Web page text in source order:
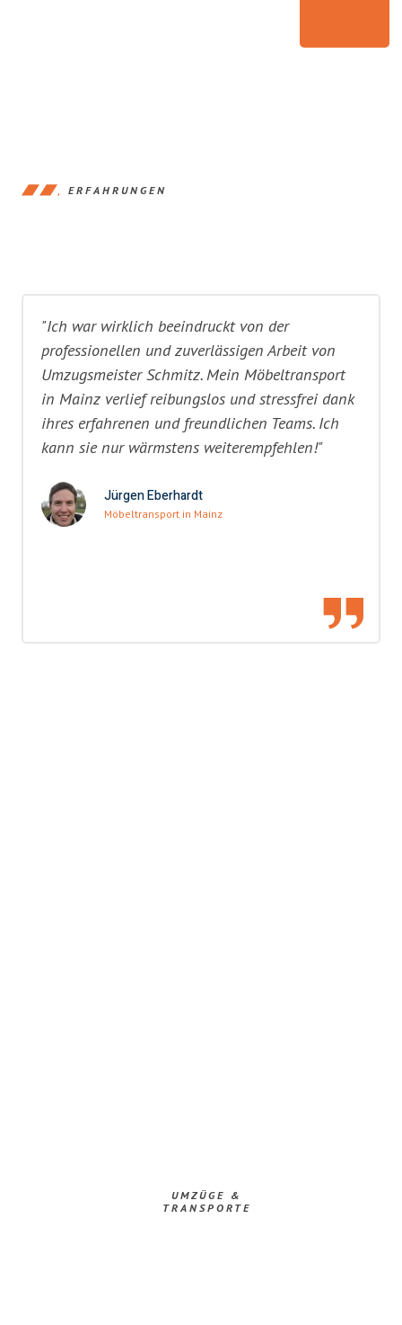
ERFAHRUNGEN
"Ich war wirklich beeindruckt von der
professionellen und zuverlässigen Arbeit von
Umzugsmeister Schmitz. Mein Möbeltransport
in Mainz verlief reibungslos und stressfrei dank
ihres erfahrenen und freundlichen Teams. Ich
kann sie nur wärmstens weiterempfehlen!"
Jürgen Eberhardt
Möbeltransport in Mainz
UMZÜGE &
TRANSPORTE